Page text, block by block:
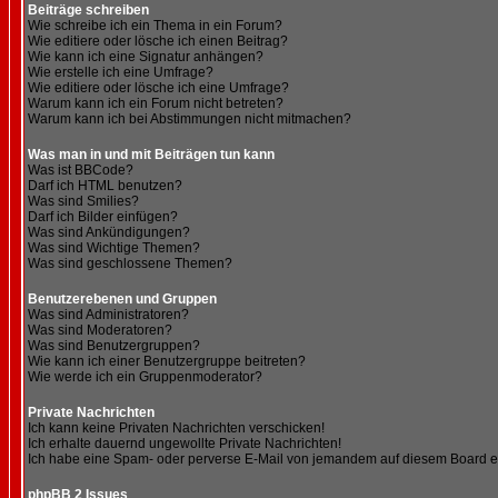
Beiträge schreiben
Wie schreibe ich ein Thema in ein Forum?
Wie editiere oder lösche ich einen Beitrag?
Wie kann ich eine Signatur anhängen?
Wie erstelle ich eine Umfrage?
Wie editiere oder lösche ich eine Umfrage?
Warum kann ich ein Forum nicht betreten?
Warum kann ich bei Abstimmungen nicht mitmachen?
Was man in und mit Beiträgen tun kann
Was ist BBCode?
Darf ich HTML benutzen?
Was sind Smilies?
Darf ich Bilder einfügen?
Was sind Ankündigungen?
Was sind Wichtige Themen?
Was sind geschlossene Themen?
Benutzerebenen und Gruppen
Was sind Administratoren?
Was sind Moderatoren?
Was sind Benutzergruppen?
Wie kann ich einer Benutzergruppe beitreten?
Wie werde ich ein Gruppenmoderator?
Private Nachrichten
Ich kann keine Privaten Nachrichten verschicken!
Ich erhalte dauernd ungewollte Private Nachrichten!
Ich habe eine Spam- oder perverse E-Mail von jemandem auf diesem Board
phpBB 2 Issues